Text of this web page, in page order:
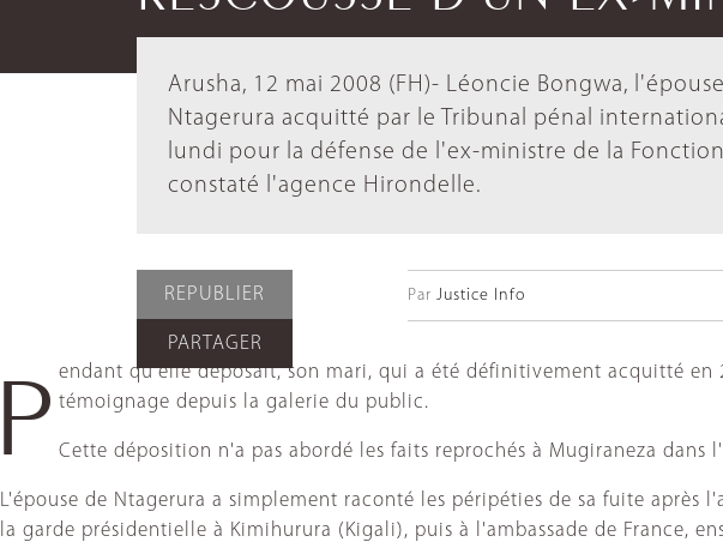
Arusha, 12 mai 2008 (FH)- Léoncie Bongwa,
Ntagerura acquitté par le Tribunal pénal
lundi pour la défense de l'ex-ministre de la
constaté l'agence Hirondelle.
REPUBLIER
PARTAGER
Par Justice Info
endant qu'elle déposait, son mari, qui a été définitivement acquitté en
témoignage depuis la galerie du public.
Cette déposition n'a pas abordé les faits reprochés à Mugiraneza dans
L'épouse de Ntagerura a simplement raconté les péripéties de sa fuite après
la garde présidentielle à Kimihurura (Kigali), puis à l'ambassade de France,